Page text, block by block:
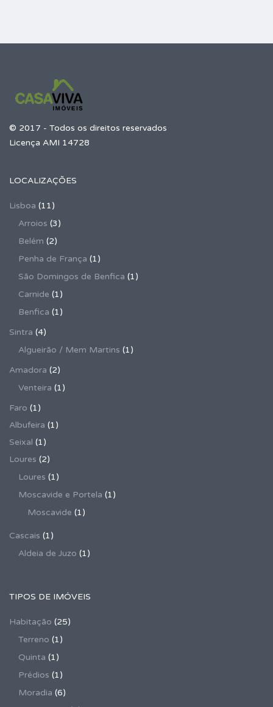
© 2017 - Todos os direitos reservados
Licença AMI 14728
LOCALIZAÇÕES
Lisboa (11)
Arroios (3)
Belém (2)
Penha de França (1)
São Domingos de Benfica (1)
Carnide (1)
Benfica (1)
Sintra (4)
Algueirão / Mem Martins (1)
Amadora (2)
Venteira (1)
Faro (1)
Albufeira (1)
Seixal (1)
Loures (2)
Loures (1)
Moscavide e Portela (1)
Moscavide (1)
Cascais (1)
Aldeia de Juzo (1)
TIPOS DE IMÓVEIS
Habitação (25)
Terreno (1)
Quinta (1)
Prédios (1)
Moradia (6)